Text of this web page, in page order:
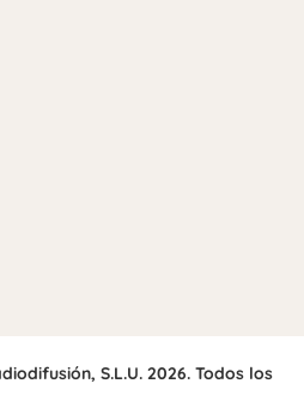
S.L.U. 2026. Todos los